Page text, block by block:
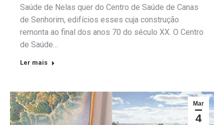
Saúde de Nelas quer do Centro de Saúde de Canas
de Senhorim, edifícios esses cuja construção
remonta ao final dos anos 70 do século XX. O Centro
de Saúde…
Ler mais
Mar
4